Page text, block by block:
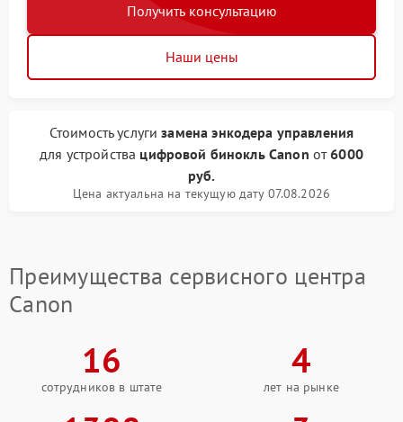
Получить консультацию
Наши цены
Стоимость услугизамена энкодера управления
для устройства цифровой бинокль Canon от6000
руб.
Цена актуальна на текущую дату 07.08.2026
Преимущества сервисного центра
Canon
16
сотрудников в штате
4
лет на рынке